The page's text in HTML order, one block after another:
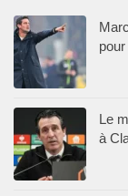
Le
à